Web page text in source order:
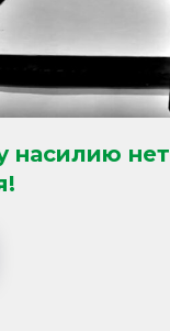
насилию нет